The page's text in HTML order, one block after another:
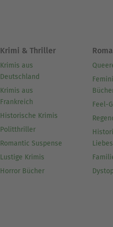
Krimi & Thriller
Krimis aus
Deutschland
Krimis aus
Frankreich
Historische Krimis
Politthriller
Romantic Suspense
Lustige Krimis
Horror Bücher
Feel-